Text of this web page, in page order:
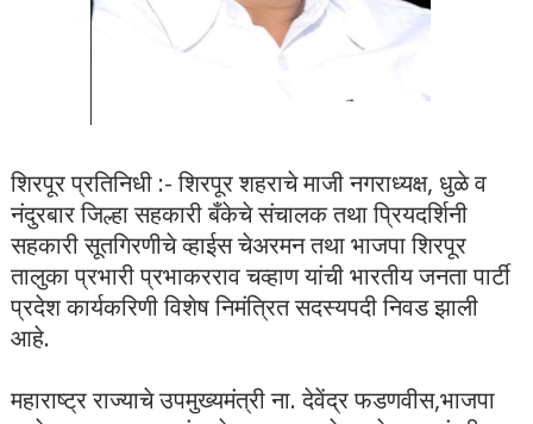
शिरपूर प्रतिनिधी :- शिरपूर शहराचे माजी नगराध्यक्ष, धुळे व
नंदुरबार जिल्हा सहकारी बँकेचे संचालक तथा प्रियदर्शिनी
सहकारी सूतगिरणीचे व्हाईस चेअरमन तथा भाजपा शिरपूर
तालुका प्रभारी प्रभाकरराव चव्हाण यांची भारतीय जनता पार्टी
प्रदेश कार्यकरिणी विशेष निमंत्रित सदस्यपदी निवड झाली
आहे.
महाराष्ट्र राज्याचे उपमुख्यमंत्री ना. देवेंद्र फडणवीस,भाजपा